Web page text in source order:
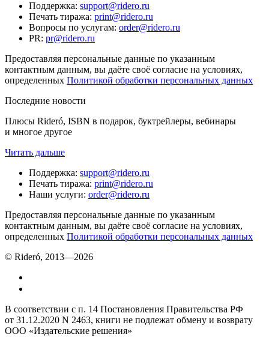
Поддержка: support@ridero.ru
Печать тиража: print@ridero.ru
Вопросы по услугам: order@ridero.ru
PR: pr@ridero.ru
Предоставляя персональные данные по указанным
контактным данным, вы даёте своё согласие на условиях,
определенных Политикой обработки персональных данных
Последние новости
Плюсы Rideró, ISBN в подарок, буктрейлеры, вебинары
и многое другое
Читать дальше
Поддержка: support@ridero.ru
Печать тиража: print@ridero.ru
Наши услуги: order@ridero.ru
Предоставляя персональные данные по указанным
контактным данным, вы даёте своё согласие на условиях,
определенных Политикой обработки персональных данных
© Rideró, 2013—2026
В соответствии с п. 14 Постановления Правительства РФ
от 31.12.2020 N 2463, книги не подлежат обмену и возврату
ООО «Издательские решения»